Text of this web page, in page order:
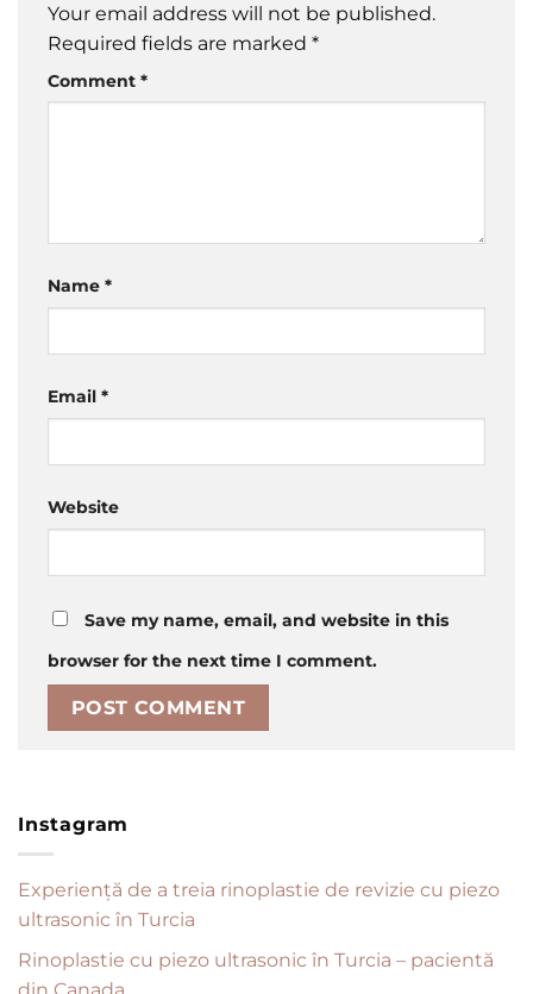
Your email address will not be published.
Required fields are marked *
Comment *
Name *
Email *
Website
Save my name, email, and website in this
browser for the next time I comment.
Instagram
Experiență de a treia rinoplastie de revizie cu piezo
ultrasonic în Turcia
Rinoplastie cu piezo ultrasonic în Turcia – pacientă